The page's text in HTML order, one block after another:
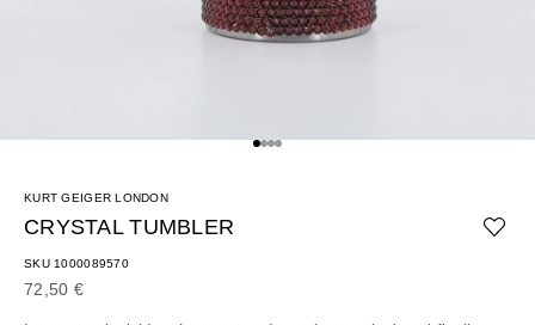
Ir al artículo 1
Ir al artículo 2
Ir al artículo 3
Ir al artículo 4
KURT GEIGER LONDON
CRYSTAL TUMBLER
SKU 1000089570
Precio de oferta
72,50 €